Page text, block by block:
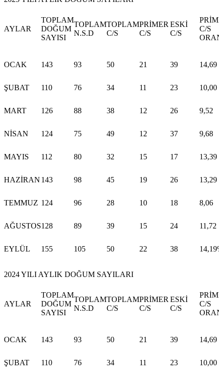
AYLAR
TOPLAM
DOĞUM
SAYISI
TOPLAM
N.S.D
TOPLAM
C/S
PRİMER
C/S
ESKİ
C/S
C/S
OCAK 143 93 50 21 39 14,69
ŞUBAT 110 76 34 11 23 10,00
MART 126 88 38 12 26 9,52
NİSAN 124 75 49 12 37 9,68
MAYIS 112 80 32 15 17 13,39
HAZİRAN 143 98 45 19 26 13,29
TEMMUZ 124 96 28 10 18 8,06
AĞUSTOS128 89 39 15 24 11,72
EYLÜL 155 105 50 22 38
2024 YILI AYLIK DOĞUM SAYILARI
AYLAR
TOPLAM
DOĞUM
SAYISI
TOPLAM
N.S.D
TOPLAM
C/S
PRİMER
C/S
ESKİ
C/S
C/S
OCAK 143 93 50 21 39 14,69
ŞUBAT 110 76 34 11 23 10,00